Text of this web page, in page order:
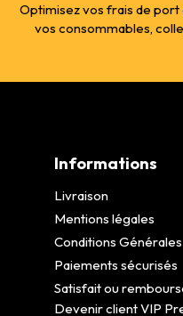
Optimisez vos frais de
vos consommables,
Informations
Livraison
Mentions légales
Conditions
Paiements sécurisés
Satisfait ou
Devenir client VIP